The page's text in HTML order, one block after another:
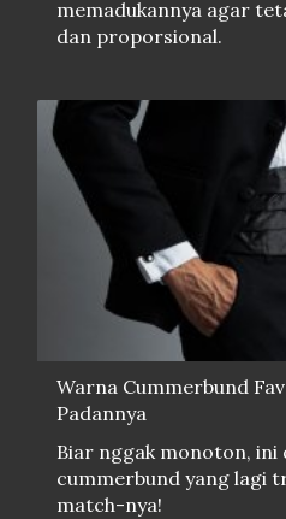
memadukannya agar
dan proporsional.
Warna Cummerbund
Padannya
Biar nggak monoton,
cummerbund yang lagi
match-nya!